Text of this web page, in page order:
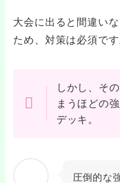
大会に出ると間違い
ため、対策は必須です
しかし、そ
まうほどの
デッキ。
圧倒的な